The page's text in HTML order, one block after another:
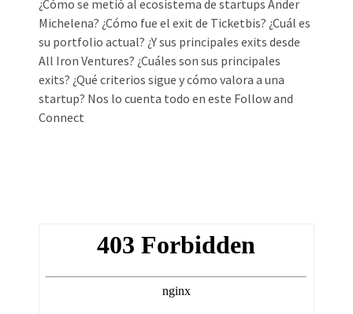
¿Cómo se metió al ecosistema de startups Ander
Michelena? ¿Cómo fue el exit de Ticketbis? ¿Cuál es
su portfolio actual? ¿Y sus principales exits desde
All Iron Ventures? ¿Cuáles son sus principales
exits? ¿Qué criterios sigue y cómo valora a una
startup? Nos lo cuenta todo en este Follow and
Connect